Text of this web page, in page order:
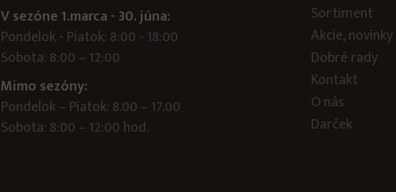
V sezóne 1.marca - 30. júna:
Pondelok - Piatok: 8:00 - 18:00
Sobota: 8:00 – 12:00
Mimo sezóny:
Pondelok – Piatok: 8.00 – 17.00
Sobota: 8:00 – 12:00 hod.
Sortiment
Akcie, novinky
Dobré rady
Kontakt
O nás
Darček